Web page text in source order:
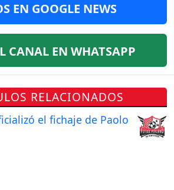
EN GOOGLE NEWS
CANAL EN WHATSAPP
RELACIONADOS